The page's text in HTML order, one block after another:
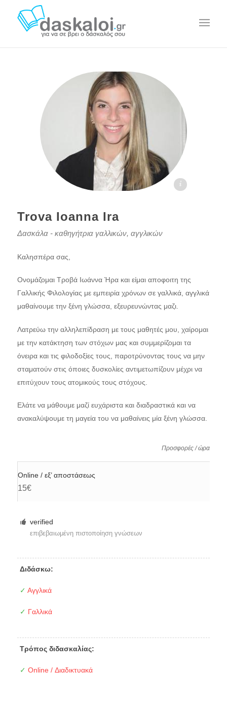
Ιωάννα Ήρα Τροβά - daskaloi.gr
Trova Ioanna Ira
Δασκάλα - καθηγήτρια γαλλικών, αγγλικών
Καλησπέρα σας,
Ονομάζομαι Tροβά Ιωάννα Ήρα και είμαι αποφοιτη της
Γαλλικής Φιλολογίας με εμπειρία χρόνων σε γαλλικά, αγγλικά
μαθαίνουμε την ξένη γλώσσα, εξευρευνώντας μαζι.
Λατρεύω την αλληλεπίδραση με τους μαθητές μου, χαίρομαι
με την κατάκτηση των στόχων μας και συμμερίζομαι τα
όνειρα και τις φιλοδοξίες τους, παροτρύνοντας τους να μην
σταματούν στις όποιες δυσκολίες αντιμετωπίζουν μέχρι να
επιτύχουν τους ατομικούς τους στόχους.
Ελάτε να μάθουμε μαζί ευχάριστα και διαδραστικά και να
ανακαλύψουμε τη μαγεία του να μαθαίνεις μία ξένη γλώσσα.
Προσφορές / ώρα
Online / εξ’ αποστάσεως
15€
verified
επιβεβαιωμένη πιστοποίηση γνώσεων
Διδάσκω:
✓ Αγγλικά
✓ Γαλλικά
Τρόπος διδασκαλίας:
✓ Online / Διαδικτυακά